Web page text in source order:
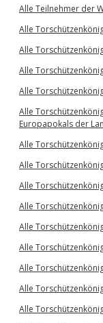
Alle Teilnehmer der
Alle
Alle
Alle
Alle
Alle
Europapokals der
Alle
Alle
Alle
Alle
Alle
Alle
Alle
Alle
Alle